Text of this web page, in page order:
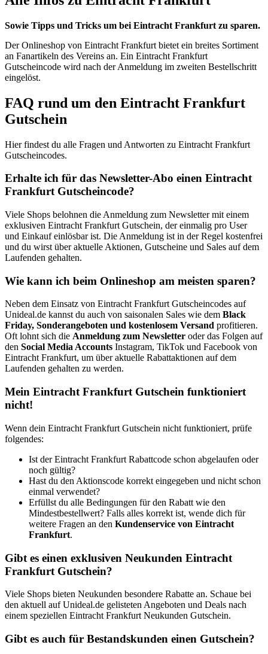
Sowie Tipps und Tricks um bei Eintracht Frankfurt zu sparen.
Der Onlineshop von Eintracht Frankfurt bietet ein breites Sortiment
an Fanartikeln des Vereins an. Ein Eintracht Frankfurt
Gutscheincode wird nach der Anmeldung im zweiten Bestellschritt
eingelöst.
FAQ rund um den Eintracht Frankfurt
Gutschein
Hier findest du alle Fragen und Antworten zu Eintracht Frankfurt
Gutscheincodes.
Erhalte ich für das Newsletter-Abo einen Eintracht
Frankfurt Gutscheincode?
Viele Shops belohnen die Anmeldung zum Newsletter mit einem
exklusiven Eintracht Frankfurt Gutschein, der einmalig pro User
und Einkauf einlösbar ist. Die Anmeldung ist in der Regel kostenfrei
und du wirst über aktuelle Aktionen, Gutscheine und Sales auf dem
Laufenden gehalten.
Wie kann ich beim Onlineshop am meisten sparen?
Neben dem Einsatz von Eintracht Frankfurt Gutscheincodes auf
Unideal.de kannst du auch von saisonalen Sales wie dem Black
Friday, Sonderangeboten und kostenlosem Versand profitieren.
Oft lohnt sich die Anmeldung zum Newsletter oder das Folgen auf
den Social Media Accounts Instagram, TikTok und Facebook von
Eintracht Frankfurt, um über aktuelle Rabattaktionen auf dem
Laufenden gehalten zu werden.
Mein Eintracht Frankfurt Gutschein funktioniert
nicht!
Wenn dein Eintracht Frankfurt Gutschein nicht funktioniert, prüfe
folgendes:
Ist der Eintracht Frankfurt Rabattcode schon abgelaufen oder
noch gültig?
Hast du den Aktionscode korrekt eingegeben und nicht schon
einmal verwendet?
Erfüllst du alle Bedingungen für den Rabatt wie den
Mindestbestellwert? Falls alles korrekt ist, wende dich für
weitere Fragen an den Kundenservice von Eintracht
Frankfurt.
Gibt es einen exklusiven Neukunden Eintracht
Frankfurt Gutschein?
Viele Shops bieten Neukunden besondere Rabatte an. Schaue bei
den aktuell auf Unideal.de gelisteten Angeboten und Deals nach
einem speziellen Eintracht Frankfurt Neukunden Gutschein.
Gibt es auch für Bestandskunden einen Gutschein?